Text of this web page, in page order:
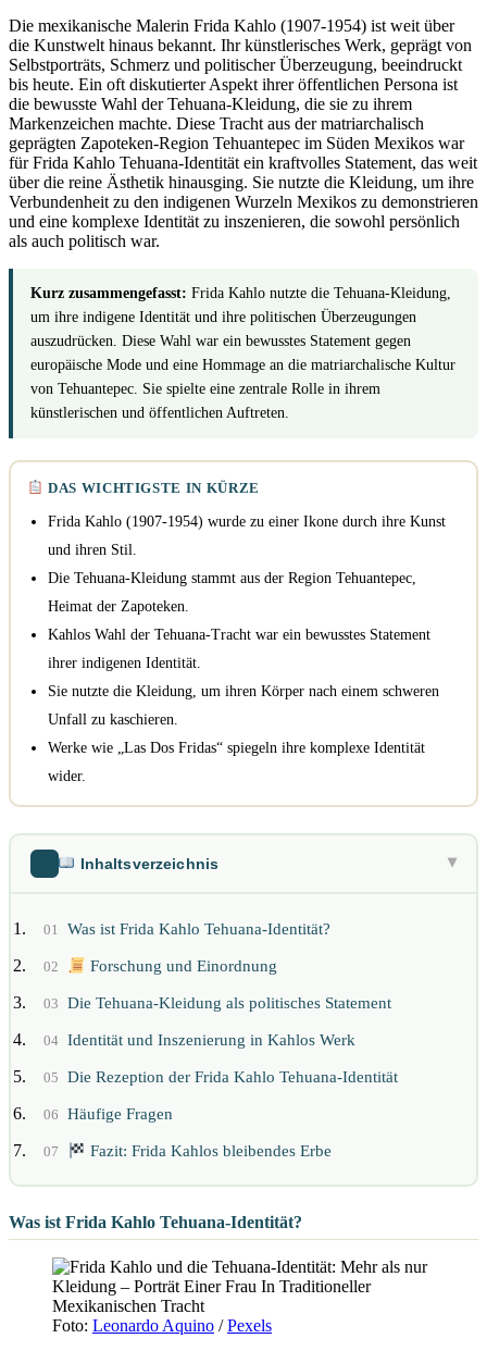
Die mexikanische Malerin Frida Kahlo (1907-1954) ist weit über
die Kunstwelt hinaus bekannt. Ihr künstlerisches Werk, geprägt von
Selbstporträts, Schmerz und politischer Überzeugung, beeindruckt
bis heute. Ein oft diskutierter Aspekt ihrer öffentlichen Persona ist
die bewusste Wahl der Tehuana-Kleidung, die sie zu ihrem
Markenzeichen machte. Diese Tracht aus der matriarchalisch
geprägten Zapoteken-Region Tehuantepec im Süden Mexikos war
für Frida Kahlo Tehuana-Identität ein kraftvolles Statement, das weit
über die reine Ästhetik hinausging. Sie nutzte die Kleidung, um ihre
Verbundenheit zu den indigenen Wurzeln Mexikos zu demonstrieren
und eine komplexe Identität zu inszenieren, die sowohl persönlich
als auch politisch war.
Kurz zusammengefasst: Frida Kahlo nutzte die Tehuana-Kleidung,
um ihre indigene Identität und ihre politischen Überzeugungen
auszudrücken. Diese Wahl war ein bewusstes Statement gegen
europäische Mode und eine Hommage an die matriarchalische Kultur
von Tehuantepec. Sie spielte eine zentrale Rolle in ihrem
künstlerischen und öffentlichen Auftreten.
DAS WICHTIGSTE IN KÜRZE
Frida Kahlo (1907-1954) wurde zu einer Ikone durch ihre Kunst
und ihren Stil.
Die Tehuana-Kleidung stammt aus der Region Tehuantepec,
Heimat der Zapoteken.
Kahlos Wahl der Tehuana-Tracht war ein bewusstes Statement
ihrer indigenen Identität.
Sie nutzte die Kleidung, um ihren Körper nach einem schweren
Unfall zu kaschieren.
Werke wie „Las Dos Fridas“ spiegeln ihre komplexe Identität
wider.
Inhaltsverzeichnis ▶
01 Was ist Frida Kahlo Tehuana-Identität?
02 Forschung und Einordnung
03 Die Tehuana-Kleidung als politisches Statement
04 Identität und Inszenierung in Kahlos Werk
05 Die Rezeption der Frida Kahlo Tehuana-Identität
06 Häufige Fragen
07 Fazit: Frida Kahlos bleibendes Erbe
Was ist Frida Kahlo Tehuana-Identität?
Foto: Leonardo Aquino /Pexels